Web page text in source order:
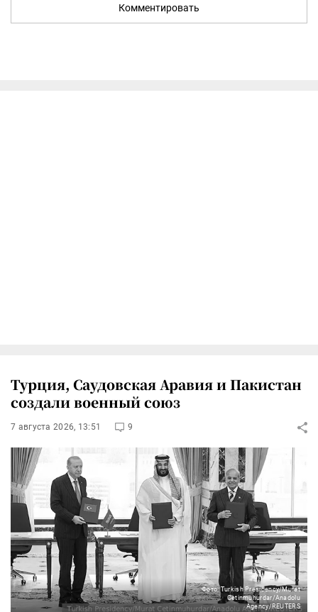
Комментировать
Турция, Саудовская Аравия и Пакистан
создали военный союз
7 августа 2026, 13:51 9
Фото: Turkish Presidency/Murat
Cetinmuhurdar/Anadolu
Agency/REUTERS